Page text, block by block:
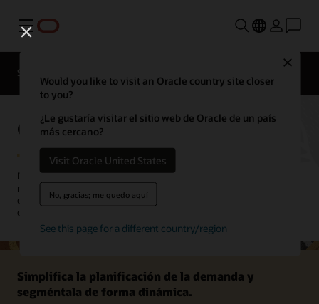
Menú
Would you like to visit an Oracle country site closer
to you?
¿Le gustaría visitar el sitio web de Oracle de un país
más cercano?
Visit Oracle United States
No, gracias; me quedo aquí
See this page for a different country/region
SCM para industrias
Oracle Demand Management
Detecta, predice y da forma a la demanda, tanto para preverla
mejor como para refinar tus estrategias de inventario. Asegúrate de
que el producto correcto esté en el lugar correcto en el momento
correcto.
Simplifica la planificación de la demanda y
segméntala de forma dinámica.